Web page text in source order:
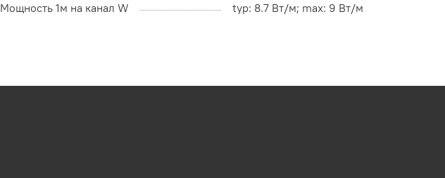
Мощность 1м на канал W typ: 8.7 Вт/м; max: 9 Вт/м